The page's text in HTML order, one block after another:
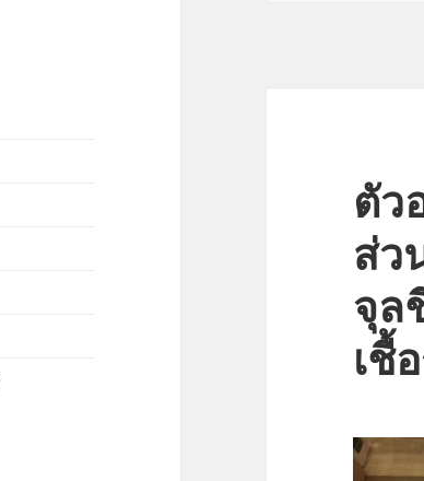
ตัว
ส่ว
จุล
เชื้